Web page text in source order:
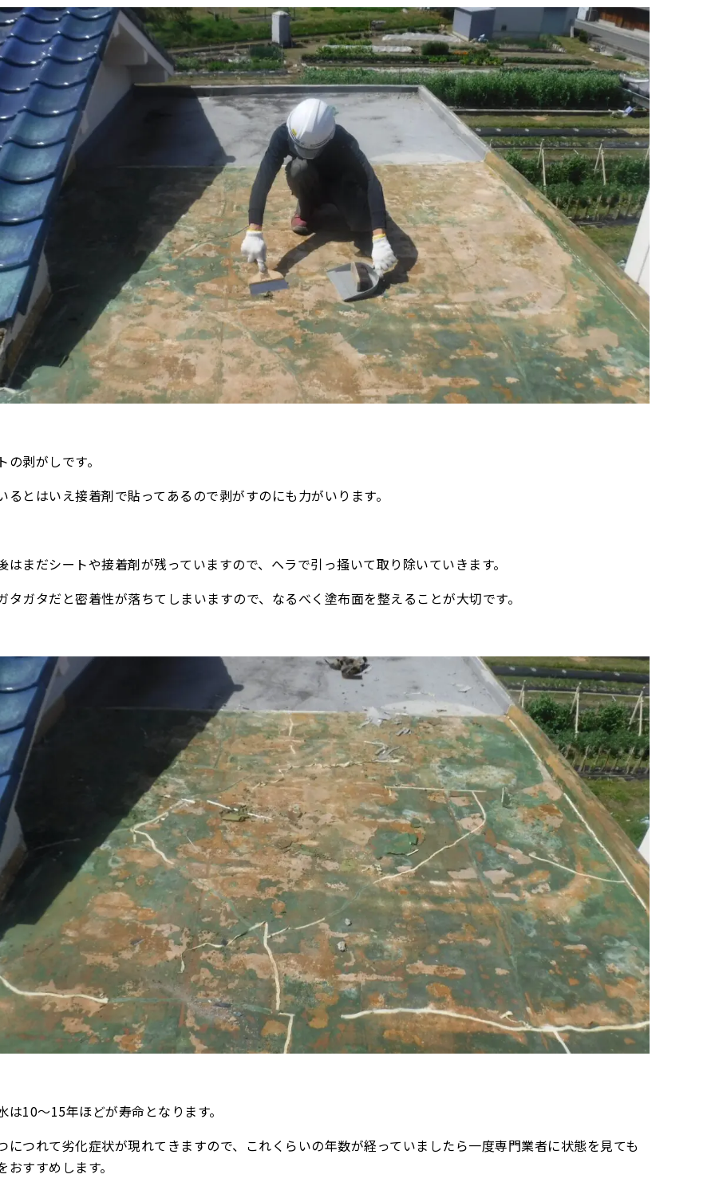
の剥がしです。
るとはいえ接着剤で貼ってあるので剥がすのにも力がいります。
はまだシートや接着剤が残っていますので、ヘラで引っ掻いて取り除いていきます。
タガタだと密着性が落ちてしまいますので、なるべく塗布面を整えることが大切です。
は10〜15年ほどが寿命となります。
につれて劣化症状が現れてきますので、これくらいの年数が経っていましたら一度専門業者に状態を見ても
おすすめします。